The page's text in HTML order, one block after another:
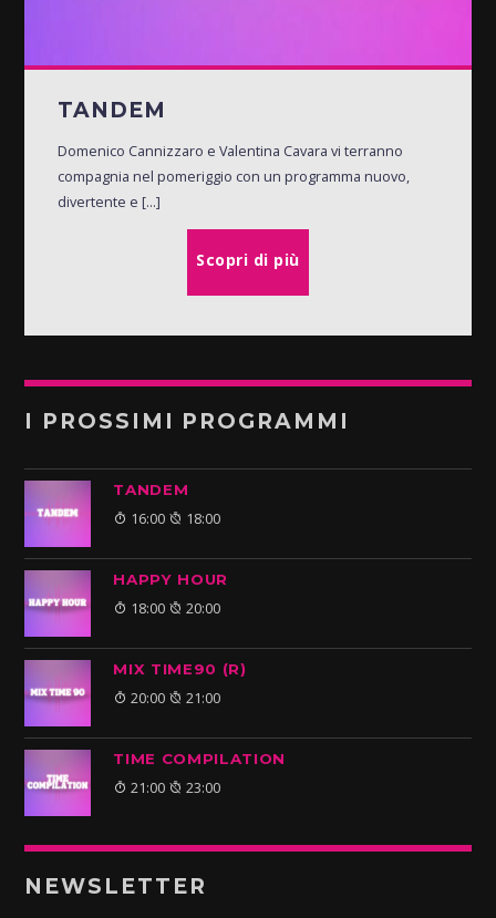
TANDEM
Domenico Cannizzaro e Valentina Cavara vi terranno
compagnia nel pomeriggio con un programma nuovo,
divertente e [...]
Scopri di più
I PROSSIMI PROGRAMMI
TANDEM
16:00 18:00
HAPPY HOUR
18:00 20:00
MIX TIME90 (R)
20:00 21:00
TIME COMPILATION
21:00 23:00
NEWSLETTER